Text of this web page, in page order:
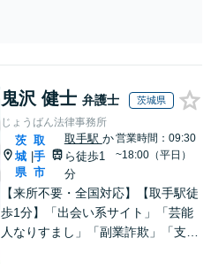
りの方、管理組合の理事の
【メール／オンライン相談
可】
鬼沢 健士 弁護士 茨城県
じょうばん法律事務所
茨
城
県
|
取
手
市
取手駅 か
ら徒歩1
分
営業時間：09:30
~18:00（平日）
【来所不要・全国対応】【取手駅徒
歩1分】「出会い系サイト」「芸能
人なりすまし」「副業詐欺」「支援